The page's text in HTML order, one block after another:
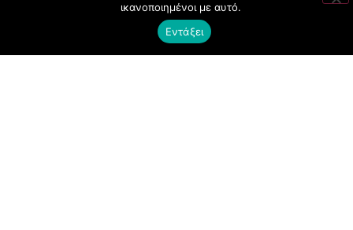
ικανοποιημένοι με αυτό.
Εντάξει